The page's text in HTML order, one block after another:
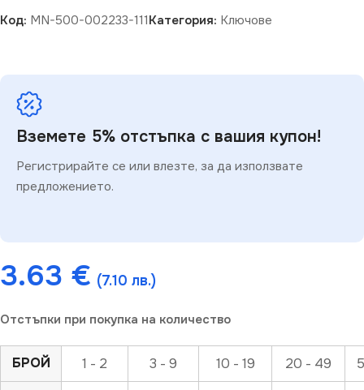
Код: MN-500-002233-111Категория: Ключове
Вземете 5% отстъпка с вашия купон!
Регистрирайте се или влезте, за да използвате
предложението.
3.63 € (7.10 лв.)
Отстъпки при покупка на количество
БРОЙ 1 - 2 3 - 9 10 - 19 20 - 49